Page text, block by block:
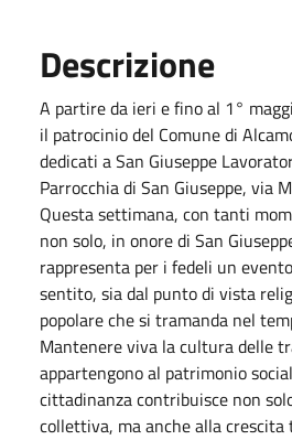
Descrizione
A partire da ieri e fino al 1°
il patrocinio del Comune di
dedicati a San Giuseppe
Parrocchia di San Giuseppe, via
Questa settimana, con tanti
non solo, in onore di San
rappresenta per i fedeli un
sentito, sia dal punto di vista
popolare che si tramanda nel
Mantenere viva la cultura delle
appartengono al patrimonio
cittadinanza contribuisce non
collettiva, ma anche alla